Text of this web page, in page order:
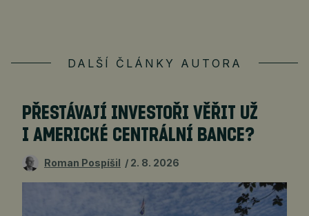
DALŠÍ ČLÁNKY AUTORA
PŘESTÁVAJÍ INVESTOŘI VĚŘIT UŽ
I AMERICKÉ CENTRÁLNÍ BANCE?
Roman Pospíšil 2. 8. 2026